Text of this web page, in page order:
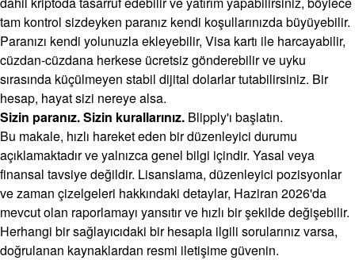
tam kontrol sizdeyken paranız kendi koşullarınızda büyüyebilir.
Paranızı kendi yolunuzla ekleyebilir, Visa kartı ile harcayabilir,
cüzdan-cüzdana herkese ücretsiz gönderebilir ve uyku
sırasında küçülmeyen stabil dijital dolarlar tutabilirsiniz. Bir
hesap, hayat sizi nereye alsa.
Sizin paranız. Sizin kurallarınız. Blipply'ı başlatın.
Bu makale, hızlı hareket eden bir düzenleyici durumu
açıklamaktadır ve yalnızca genel bilgi içindir. Yasal veya
finansal tavsiye değildir. Lisanslama, düzenleyici pozisyonlar
ve zaman çizelgeleri hakkındaki detaylar, Haziran 2026'da
mevcut olan raporlamayı yansıtır ve hızlı bir şekilde değişebilir.
Herhangi bir sağlayıcıdaki bir hesapla ilgili sorularınız varsa,
doğrulanan kaynaklardan resmi iletişime güvenin.